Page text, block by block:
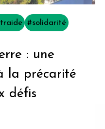
#solidarité
: une
la précarité
défis